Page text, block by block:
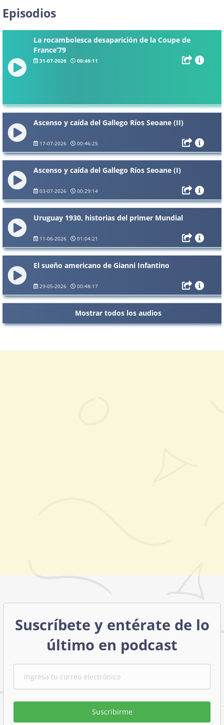
Episodios
La rocambolesca desaparición de la Coupe de
France’79
31-07-2026 00:46:11
Ascenso y caída del Gallego Ríos Seoane (II)
17-07-2026 00:46:25
Ascenso y caída del Gallego Ríos Seoane (I)
03-07-2026 00:29:14
Uruguay 1930, historias del primer Mundial
11-06-2026 01:04:21
El sueño americano de Gianni Infantino
29-05-2026 00:48:17
Mostrar todos los audios
Suscríbete y entérate de lo
último en podcast
Suscribirme